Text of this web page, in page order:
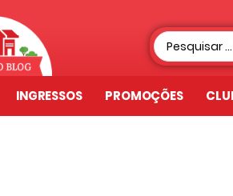
INGRESSOS PROMOÇÕES